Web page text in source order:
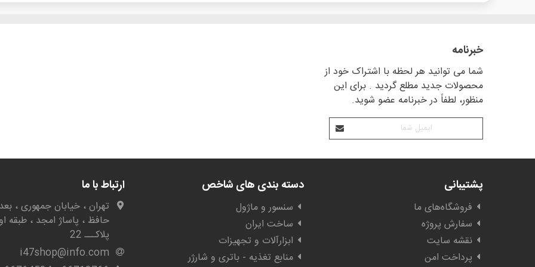
خبرنامه
شما می توانید هر لحظه با اشتراک خود از
محصولات جدید مطلع گردید . برای این
منظور، لطفاً در خبرنامه عضو شوید.
پشتیبانی
فروشگاه‌های ما
سفارش پروژه
نقشه سایت
پرداخت امن
دسته بندی های شاخص
سنسور و ماژول
ساخت ایران
ابزارآلات و تجهیزات
منابع تغذیه - باتری و شارژر
ارتباط با ما
تهران ، خیابان جمهوری ،
حافظ ، پاساژ امجد ، طبقه
پلاکـــ 22
i47shop@info.com